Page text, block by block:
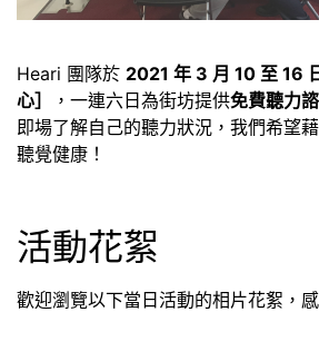
Heari 團隊於 2021 年 3 月 10 至 16
心］
，一連六日為街坊提供免費聽力
即場了解自己的聽力狀況，我們希望
聽覺健康！
活動花絮
歡迎瀏覽以下當日活動的相片花絮，